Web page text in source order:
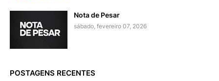
Nota de Pesar
sábado, fevereiro 07, 2026
POSTAGENS RECENTES